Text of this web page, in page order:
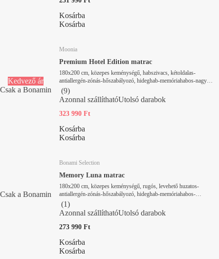
Kosárba
Kosárba
Kedvező ár
Csak a Bonamin
Moonia
Premium Hotel Edition matrac
180x200 cm, közepes keménységű, habszivacs, kétoldalas-
antiallergén-zónás-hőszabályozó, hideghab-memóriahabos-nagy
sűrűségű habbal, vastagság 30 cm, terhelhetőség 180 kg
(9)
Azonnal szállíthatóUtolsó darabok
323 990 Ft
Kosárba
Kosárba
Csak a Bonamin
Bonami Selection
Memory Luna matrac
180x200 cm, közepes keménységű, rugós, levehető huzatos-
antiallergén-zónás-hőszabályozó, hideghab-memóriahabos-
táskarugós, vastagság 21 cm, terhelhetőség 120 kg
(1)
Azonnal szállíthatóUtolsó darabok
273 990 Ft
Kosárba
Kosárba